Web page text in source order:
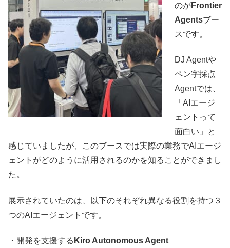
のがFrontier
Agentsブー
スです。
DJ Agentや
ペン字採点
Agentでは、
「AIエージ
ェントって
面白い」と
感じていましたが、このブースでは実際の業務でAIエージ
ェントがどのように活用されるのかを知ることができまし
た。
展示されていたのは、以下のそれぞれ異なる役割を持つ３
つのAIエージェントです。
・開発を支援する Kiro Autonomous Agent